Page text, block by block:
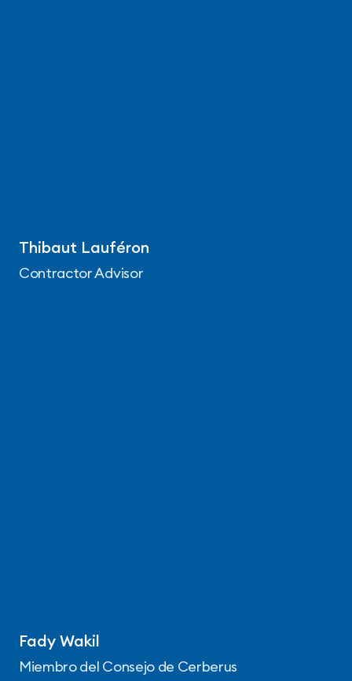
Thibaut Lauféron
Contractor Advisor
Fady Wakil
Miembro del Consejo de Cerberus